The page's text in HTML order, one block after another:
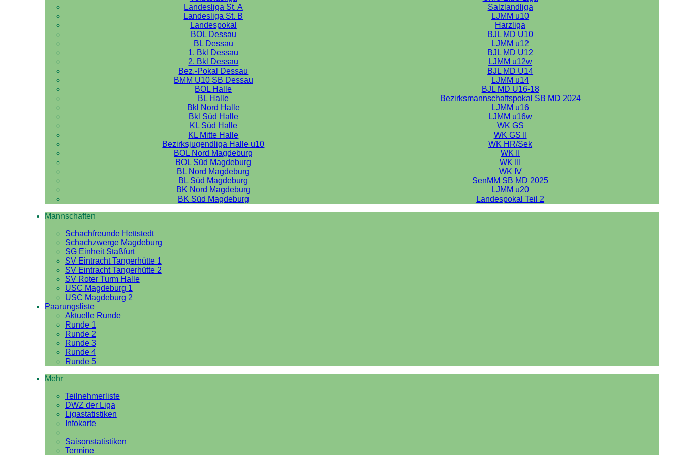
Landesliga St. A
Salzlandliga
Landesliga St. B
LJMM u10
Landespokal
Harzliga
BOL Dessau
BJL MD U10
BL Dessau
LJMM u12
1. Bkl Dessau
BJL MD U12
2. Bkl Dessau
LJMM u12w
Bez.-Pokal Dessau
BJL MD U14
BMM U10 SB Dessau
LJMM u14
BOL Halle
BJL MD U16-18
BL Halle
Bezirksmannschaftspokal SB MD 2024
Bkl Nord Halle
LJMM u16
Bkl Süd Halle
LJMM u16w
KL Süd Halle
WK GS
KL Mitte Halle
WK GS II
Bezirksjugendliga Halle u10
WK HR/Sek
BOL Nord Magdeburg
WK II
BOL Süd Magdeburg
WK III
BL Nord Magdeburg
WK IV
BL Süd Magdeburg
SenMM SB MD 2025
BK Nord Magdeburg
LJMM u20
BK Süd Magdeburg
Landespokal Teil 2
Mannschaften
Schachfreunde Hettstedt
Schachzwerge Magdeburg
SG Einheit Staßfurt
SV Eintracht Tangerhütte 1
SV Eintracht Tangerhütte 2
SV Roter Turm Halle
USC Magdeburg 1
USC Magdeburg 2
Paarungsliste
Aktuelle Runde
Runde 1
Runde 2
Runde 3
Runde 4
Runde 5
Mehr
Teilnehmerliste
DWZ der Liga
Ligastatistiken
Infokarte
Saisonstatistiken
Termine